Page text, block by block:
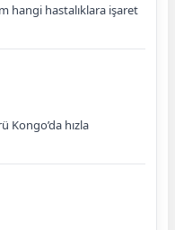
hangi hastalıklara işaret
Kongo’da hızla